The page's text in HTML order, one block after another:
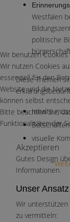
Westfalen
politische
Diese Themen
Inhalte
visuelle
Gutes Design
Informationen.
Unser Ansatz
Wir
zu vermitteln:
Wir benutzen Cookies
Wir nutzen Cookies
essenziell für den
Website und die
können selbst
Bitte beachten Sie,
Funktionalitäten der
Akzeptieren